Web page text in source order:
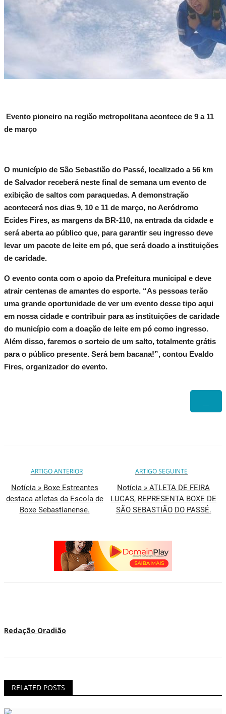
Santo Amaro
Evento pioneiro na região metropolitana acontece de 9 a 11
de março
O município de São Sebastião do Passé, localizado a 56 km
de Salvador receberá neste final de semana um evento de
exibição de saltos com paraquedas. A demonstração
acontecerá nos dias 9, 10 e 11 de março, no Aeródromo
Ecides Fires, as margens da BR-110, na entrada da cidade e
será aberta ao público que, para garantir seu ingresso deve
levar um pacote de leite em pó, que será doado a instituições
de caridade.
O evento conta com o apoio da Prefeitura municipal e deve
atrair centenas de amantes do esporte. “As pessoas terão
uma grande oportunidade de ver um evento desse tipo aqui
em nossa cidade e contribuir para as instituições de caridade
do município com a doação de leite em pó como ingresso.
Além disso, faremos o sorteio de um salto, totalmente grátis
para o público presente. Será bem bacana!”, contou Evaldo
Fires, organizador do evento.
ARTIGO ANTERIOR
Notícia » Boxe Estreantes
destaca atletas da Escola de
Boxe Sebastianense.
ARTIGO SEGUINTE
Notícia » ATLETA DE FEIRA
LUCAS, REPRESENTA BOXE DE
SÃO SEBASTIÃO DO PASSÉ.
Redação Oradião
RELATED POSTS